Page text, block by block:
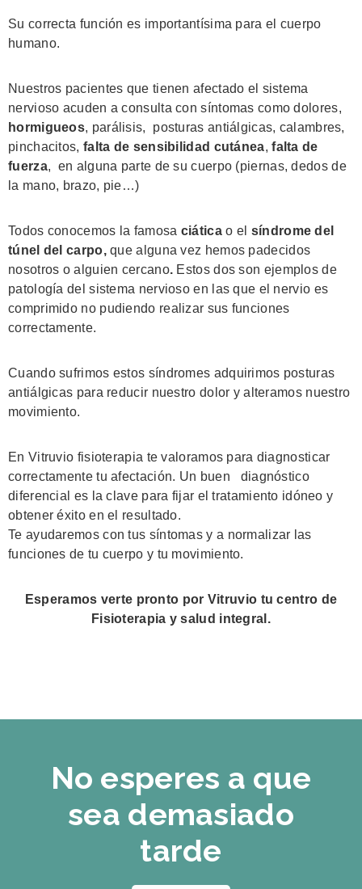
Su correcta función es importantísima para el cuerpo
humano.
Nuestros pacientes que tienen afectado el sistema
nervioso acuden a consulta con síntomas como dolores,
hormigueos, parálisis, posturas antiálgicas, calambres,
pinchacitos, falta de sensibilidad cutánea,falta de
fuerza, en alguna parte de su cuerpo (piernas, dedos de
la mano, brazo, pie…)
Todos conocemos la famosa ciáticao el síndrome del
túnel del carpo,que alguna vez hemos padecidos
nosotros o alguien cercano. Estos dos son ejemplos de
patología del sistema nervioso en las que el nervio es
comprimido no pudiendo realizar sus funciones
correctamente.
Cuando sufrimos estos síndromes adquirimos posturas
antiálgicas para reducir nuestro dolor y alteramos nuestro
movimiento.
En Vitruvio fisioterapia te valoramos para diagnosticar
correctamente tu afectación. Un buen diagnóstico
diferencial es la clave para fijar el tratamiento idóneo y
obtener éxito en el resultado.
Te ayudaremos con tus síntomas y a normalizar las
funciones de tu cuerpo y tu movimiento.
Esperamos verte pronto por Vitruvio tu centro de
Fisioterapia y salud integral.
No esperes a que
sea demasiado
tarde